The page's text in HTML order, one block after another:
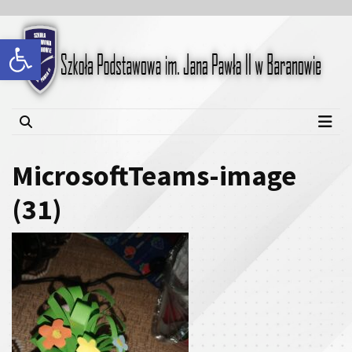
Open toolbar
content
content
Szkoła Podstawowa im.
Jana Pawła II w Baranowie
MicrosoftTeams-image
(31)